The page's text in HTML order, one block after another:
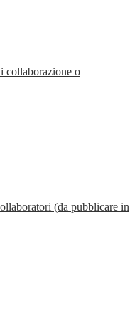
collaborazione o
(da pubblicare in